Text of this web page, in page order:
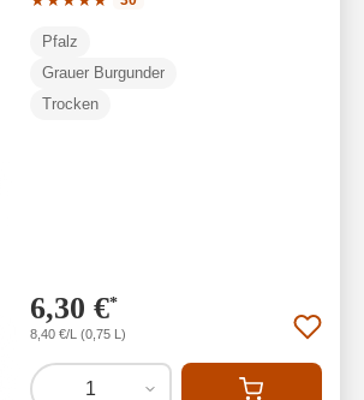
Pfalz
Grauer Burgunder
Trocken
6,30 €*
8,40 €/L (0,75 L)
1